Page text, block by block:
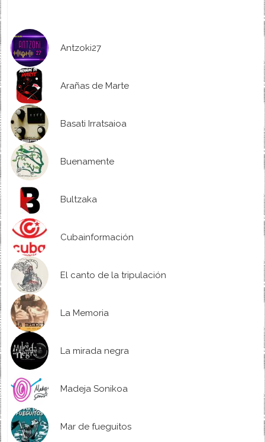
Antzoki27
Arañas de Marte
Basati Irratsaioa
Buenamente
Bultzaka
Cubainformación
El canto de la tripulación
La Memoria
La mirada negra
Madeja Sonikoa
Mar de fueguitos